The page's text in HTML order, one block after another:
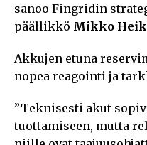
sanoo Fingridin
päällikkö Mikko
Akkujen etuna
nopea reagointi ja
”Teknisesti akut
tuottamiseen, mutta